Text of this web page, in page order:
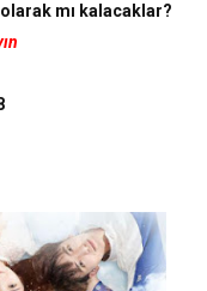
mı kalacaklar?